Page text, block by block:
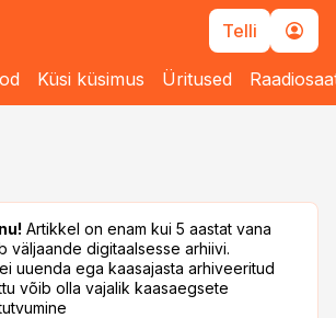
Telli
Küsi küsimus Üritused
Artikkel on enam kui 5 aastat vana
väljaande digitaalsesse arhiivi.
uuenda ega kaasajasta arhiveeritud
võib olla vajalik kaasaegsete